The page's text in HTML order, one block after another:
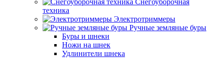
Снегоуборочная
техника
Электротриммеры
Ручные земляные буры
Буры и шнеки
Ножи на шнек
Удлинители шнека